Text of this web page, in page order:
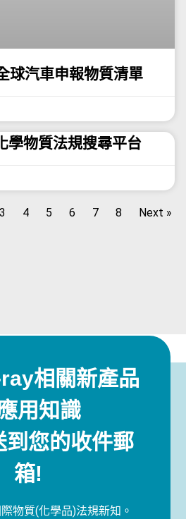
球汽車申報物質清單
學物質法規搜尋平台
3 4 5 6 7 8 Next »
相關新產品
用知識
到您的收件郵
箱!
物質(化學品)法規新知。